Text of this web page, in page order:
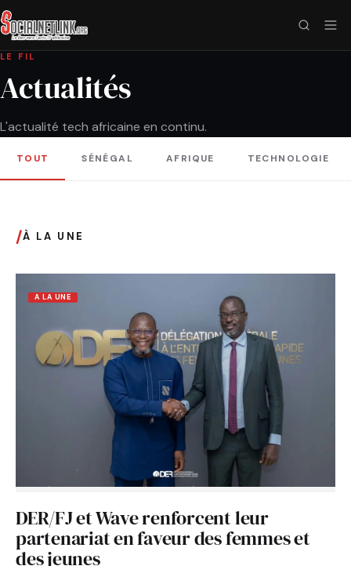
LE FIL
Actualités
L'actualité tech africaine en continu.
TOUT SÉNÉGAL AFRIQUE TECHNOLOGIE
/À LA UNE
A LA UNE
DER/FJ et Wave renforcent leur
partenariat en faveur des femmes et
des jeunes